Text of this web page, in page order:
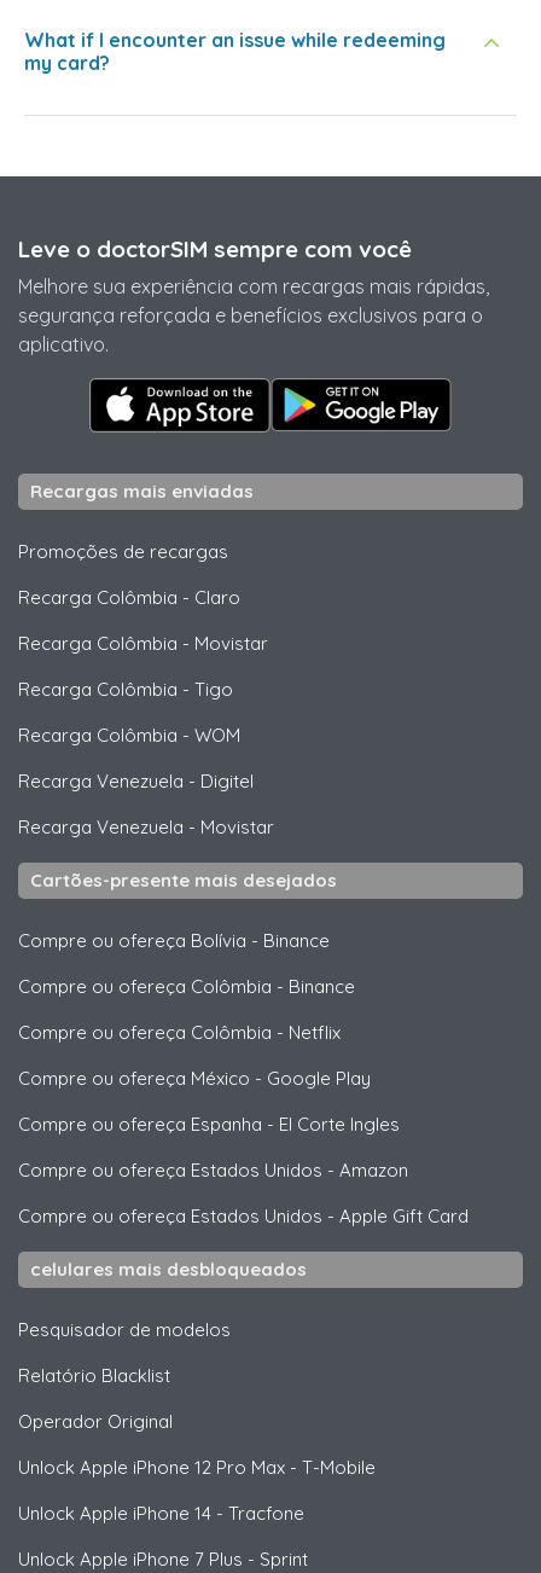
What if I encounter an issue while redeeming
my card?
Leve o doctorSIM sempre com você
Melhore sua experiência com recargas mais rápidas,
segurança reforçada e benefícios exclusivos para o
aplicativo.
Recargas mais enviadas
Promoções de recargas
Recarga Colômbia - Claro
Recarga Colômbia - Movistar
Recarga Colômbia - Tigo
Recarga Colômbia - WOM
Recarga Venezuela - Digitel
Recarga Venezuela - Movistar
Cartões-presente mais desejados
Compre ou ofereça Bolívia - Binance
Compre ou ofereça Colômbia - Binance
Compre ou ofereça Colômbia - Netflix
Compre ou ofereça México - Google Play
Compre ou ofereça Espanha - El Corte Ingles
Compre ou ofereça Estados Unidos - Amazon
Compre ou ofereça Estados Unidos - Apple Gift Card
celulares mais desbloqueados
Pesquisador de modelos
Relatório Blacklist
Operador Original
Unlock Apple iPhone 12 Pro Max - T-Mobile
Unlock Apple iPhone 14 - Tracfone
Unlock Apple iPhone 7 Plus - Sprint